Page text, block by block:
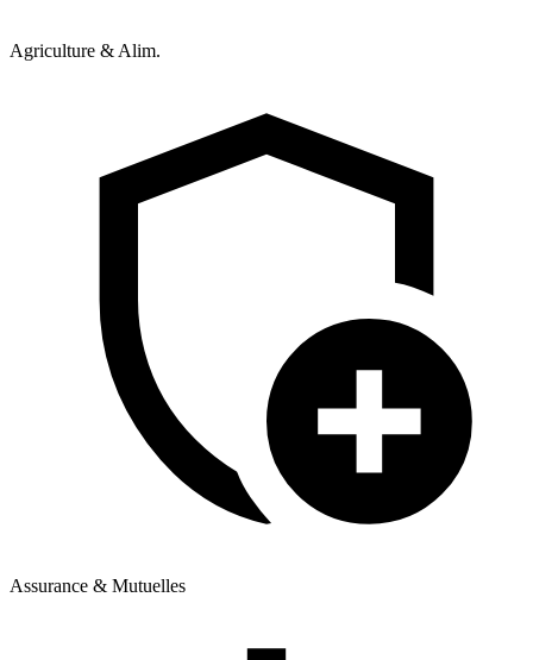
Agriculture & Alim.
Assurance & Mutuelles